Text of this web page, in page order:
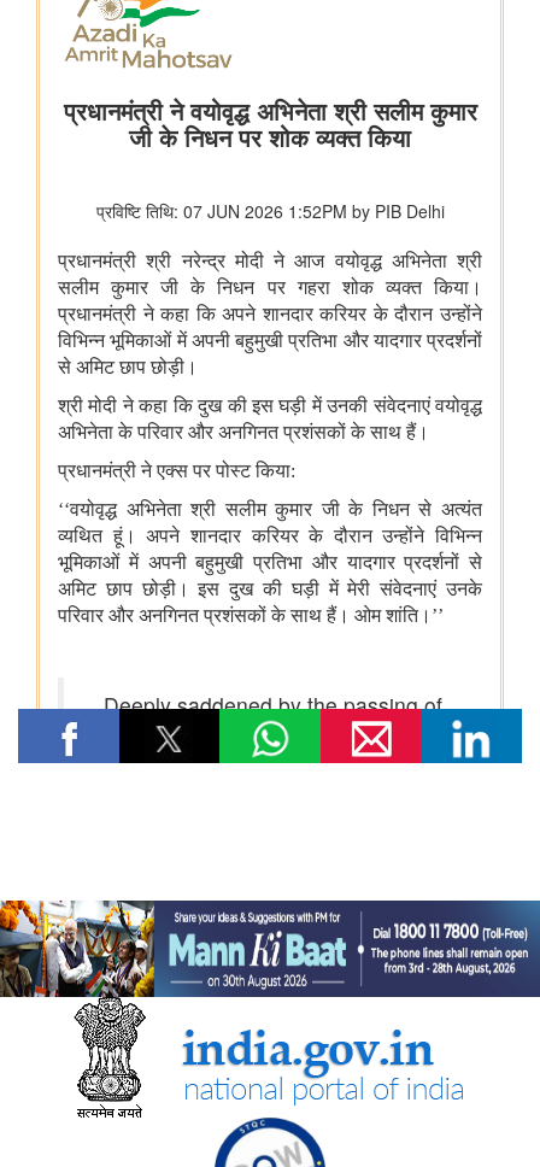
कृषि एवं किसान कल्‍याण मंत्रालय
विषय: मानव-जनित भूमि क्षरण के कारण कृषि उपज में हानि
विषय- एग्रीस्टैक और डिजिटल कृषि मिशन का कार्यान्वयन
विषय- किसान उत्पादक संगठनों (एफपीओ) का गठन
विषय: तिलहन एवं दलहन के उत्पादन को बढ़ाने के लिए उठाए गए कदम
विषय: राष्ट्रीय मधुमक्खी पालन और शहद मिशन (एनबीएचएम) का
क्रियान्वयन
वाणिज्‍य एवं उद्योग मंत्रालय
के 12वें सत्र का आयोजन
जेम ने सार्वजनिक खरीद में बदलाव लाने का एक दशक पूरा किया, कुल जीएमवी
20 लाख करोड़ रुपये से ज्यादा हुआ
उपभोक्‍ता कार्य, खाद्य एवं सार्वजनिक वितरण मंत्रालय
राष्ट्रीय हथकरघा दिवस के अवसर पर केंद्रीय राज्य मंत्री ने राष्ट्रीय शिल्प
संग्रहालय और हस्तकला अकादमी का किया दौरा
के प्रति भारत की जन-केंद्रित और मानवता-प्रथम दृष्टिकोण के प्रति
प्रतिबद्धता दोहराई
वित्‍त मंत्रालय
भारत की पूर्वोत्तर सीमा पर डीआरआई ने निगरानी तेज की
स्‍वास्‍थ्‍य एवं परिवार कल्‍याण मंत्रालय
परिवारों के स्वास्थ्य सेवा पर अपने पास से किए जाने वाले खर्च को कम करने
के लिए उठाए गए कदम
देश में चिकित्सा शिक्षा बुनियादी ढांचे को मजबूत बनाने के लिए उठाए गए कदम
राष्ट्रीय स्वास्थ्य प्राधिकरण ने आयुष्‍मान भारत स्‍वास्‍थ्‍य खाता आधारित स्कैन